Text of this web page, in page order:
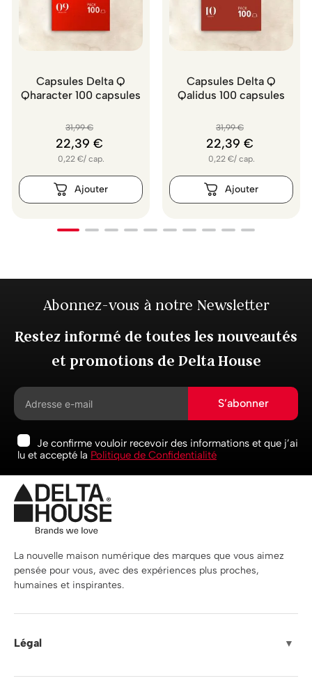
Capsules Delta Q
Qharacter 100 capsules
31,99 €
22,39 €
0,22 €/ cap.
Capsules Delta Q
Qalidus 100 capsules
31,99 €
22,39 €
0,22 €/ cap.
Abonnez-vous à notre Newsletter
Restez informé de toutes les nouveautés
et promotions de Delta House
S’abonner
Je confirme vouloir recevoir des informations et que j’ai
lu et accepté la Politique de Confidentialité
La nouvelle maison numérique des marques que vous aimez
pensée pour vous, avec des expériences plus proches,
humaines et inspirantes.
Légal ▼